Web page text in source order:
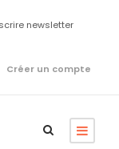
newsletter
Créer un compte